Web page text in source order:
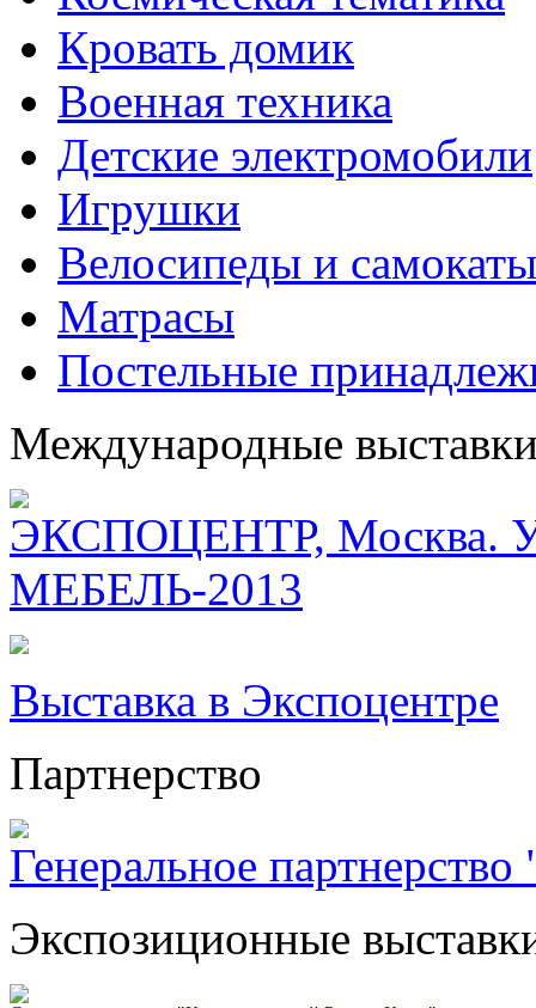
Кровать домик
Военная техника
Детские электромобили
Игрушки
Велосипеды и самокаты
Матрасы
Постельные
Международные
ЭКСПОЦЕНТР, Москва.
МЕБЕЛЬ-2013
Выставка в Экспоцентре
Партнерство
Генеральное
Экспозиционные